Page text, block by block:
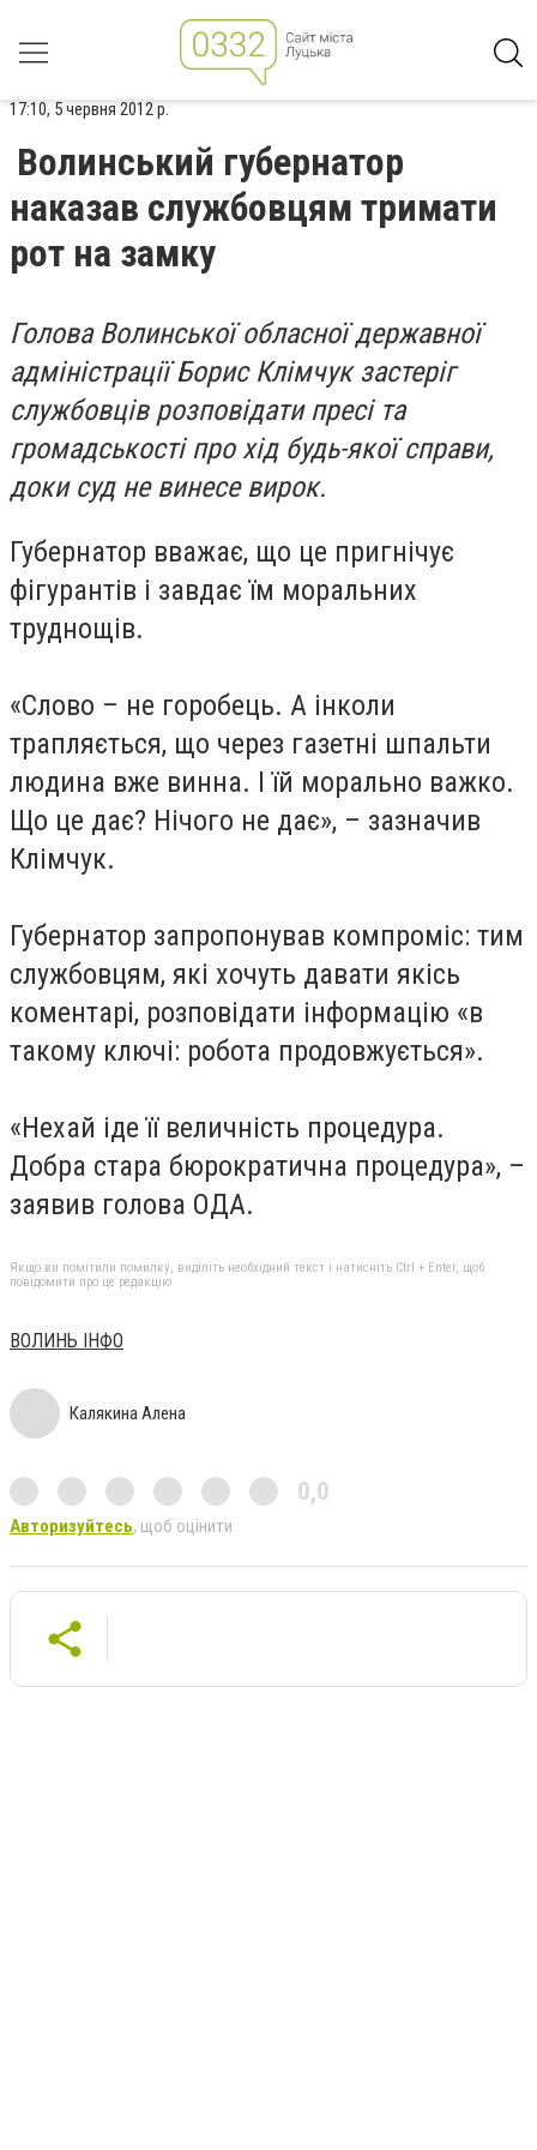
17:10, 5 червня 2012 р.
Волинський губернатор
наказав службовцям тримати
рот на замку
Голова Волинської обласної державної
адміністрації Борис Клімчук застеріг
службовців розповідати пресі та
громадськості про хід будь-якої справи,
доки суд не винесе вирок.
Губернатор вважає, що це пригнічує
фігурантів і завдає їм моральних
труднощів.
«Слово – не горобець. А інколи
трапляється, що через газетні шпальти
людина вже винна. І їй морально важко.
Що це дає? Нічого не дає», – зазначив
Клімчук.
Губернатор запропонував компроміс: тим
службовцям, які хочуть давати якісь
коментарі, розповідати інформацію «в
такому ключі: робота продовжується».
«Нехай іде її величність процедура.
Добра стара бюрократична процедура», –
заявив голова ОДА.
Якщо ви помітили помилку, виділіть необхідний текст і натисніть Ctrl + Enter, щоб
повідомити про це редакцію
ВОЛИНЬ ІНФО
Калякина Алена
0,0
Авторизуйтесь, щоб оцінити